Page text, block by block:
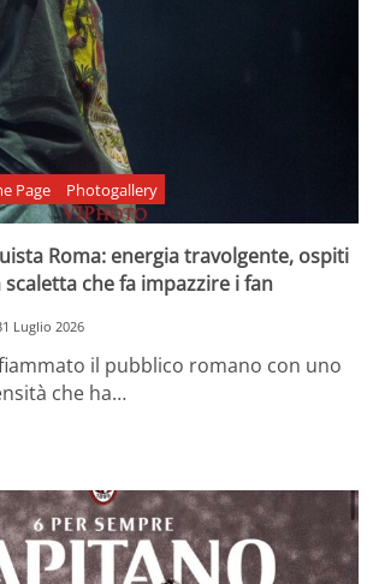
Page Photogallery
Roma: energia travolgente, ospiti
che fa impazzire i fan
Luglio 2026
il pubblico romano con uno
che ha…